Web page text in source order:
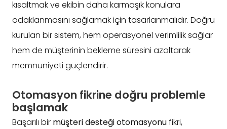
kısaltmak ve ekibin daha karmaşık konulara
odaklanmasını sağlamak için tasarlanmalıdır. Doğru
kurulan bir sistem, hem operasyonel verimlilik sağlar
hem de müşterinin bekleme süresini azaltarak
memnuniyeti güçlendirir.
Otomasyon fikrine doğru problemle
başlamak
Başarılı bir müşteri desteği otomasyonufikri,